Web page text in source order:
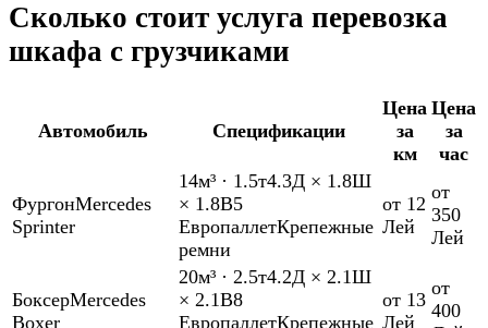
Сколько стоит услуга перевозка
шкафа с грузчиками
Автомобиль Спецификации
Цена
за
км
Цена
за
час
ФургонMercedes
Sprinter
14м³ · 1.5т4.3Д × 1.8Ш
× 1.8В5
ЕвропаллетКрепежные
ремни
от 12
Лей
от
350
Лей
БоксерMercedes
Boxer
20м³ · 2.5т4.2Д × 2.1Ш
× 2.1В8
ЕвропаллетКрепежные
от 13
Лей
от
400